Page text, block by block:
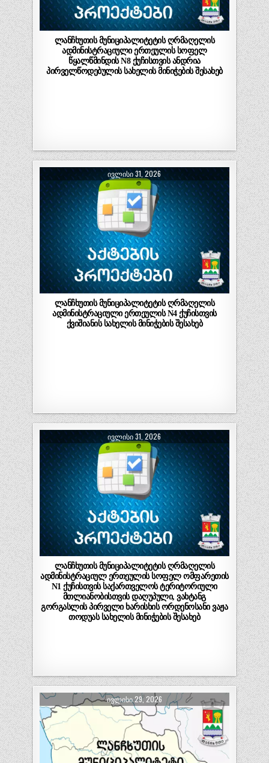
ლანჩხუთის მუნიციპალიტეტის ღრმაღელის
ადმინისტრაციული ერთეულის სოფელ
წყალწმინდის N8 ქუჩისთვის ანდრია
პირველწოდებულის სახელის მინიჭების შესახებ
ᲘᲕᲚᲘᲡᲘ 31, 2026
ლანჩხუთის მუნიციპალიტეტის ღრმაღელის
ადმინისტრაციული ერთეულის N4 ქუჩისთვის
ქვიშიანის სახელის მინიჭების შესახებ
ᲘᲕᲚᲘᲡᲘ 31, 2026
ლანჩხუთის მუნიციპალიტეტის ღრმაღელის
ადმინისტრაციულ ერთეულის სოფელ ომფარეთის
N1 ქუჩისთვის საქართველოს ტერიტორიული
მთლიანობისთვის დაღუპული, ვახტანგ
გორგასლის პირველი ხარისხის ორდენოსანი ვაჟა
თოდუას სახელის მინიჭების შესახებ
ᲘᲕᲚᲘᲡᲘ 29, 2026